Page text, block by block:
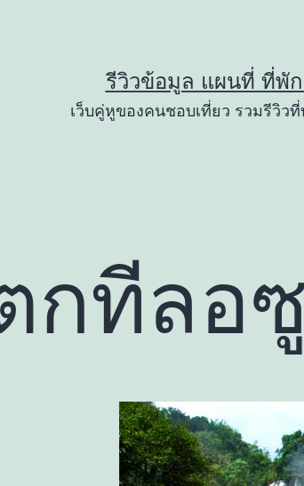
รีวิวข้อมูล แผนที่ ที่พัก
เว็บคู่หูของคนชอบเที่ยว รวมรีวิว
กทีลอ